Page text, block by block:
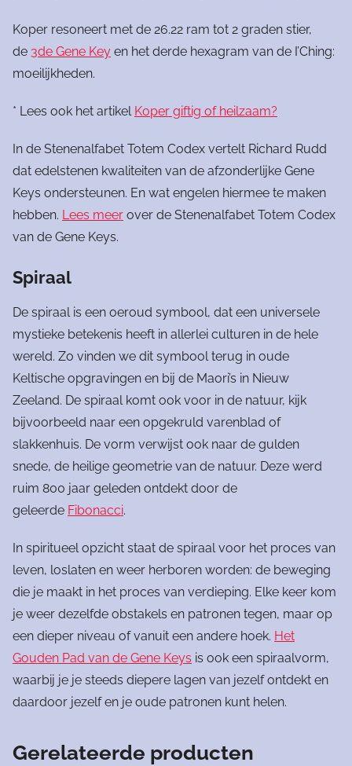
Koper resoneert met de 26.22 ram tot 2 graden stier,
de 3de Gene Key en het derde hexagram van de I’Ching:
moeilijkheden.
* Lees ook het artikel Koper giftig of heilzaam?
In de Stenenalfabet Totem Codex vertelt Richard Rudd
dat edelstenen kwaliteiten van de afzonderlijke Gene
Keys ondersteunen. En wat engelen hiermee te maken
hebben. Lees meer over de Stenenalfabet Totem Codex
van de Gene Keys.
Spiraal
De spiraal is een oeroud symbool, dat een universele
mystieke betekenis heeft in allerlei culturen in de hele
wereld. Zo vinden we dit symbool terug in oude
Keltische opgravingen en bij de Maori’s in Nieuw
Zeeland. De spiraal komt ook voor in de natuur, kijk
bijvoorbeeld naar een opgekruld varenblad of
slakkenhuis. De vorm verwijst ook naar de gulden
snede, de heilige geometrie van de natuur. Deze werd
ruim 800 jaar geleden ontdekt door de
geleerde Fibonacci.
In spiritueel opzicht staat de spiraal voor het proces van
leven, loslaten en weer herboren worden: de beweging
die je maakt in het proces van verdieping. Elke keer kom
je weer dezelfde obstakels en patronen tegen, maar op
een dieper niveau of vanuit een andere hoek. Het
Gouden Pad van de Gene Keys is ook een spiraalvorm,
waarbij je je steeds diepere lagen van jezelf ontdekt en
daardoor jezelf en je oude patronen kunt helen.
Gerelateerde producten